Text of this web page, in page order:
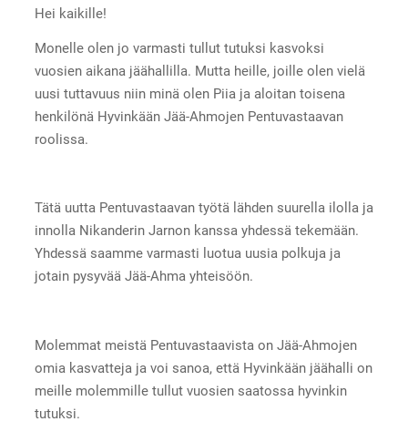
Hei kaikille!
Monelle olen jo varmasti tullut tutuksi kasvoksi
vuosien aikana jäähallilla. Mutta heille, joille olen vielä
uusi tuttavuus niin minä olen Piia ja aloitan toisena
henkilönä Hyvinkään Jää-Ahmojen Pentuvastaavan
roolissa.
Tätä uutta Pentuvastaavan työtä lähden suurella ilolla ja
innolla Nikanderin Jarnon kanssa yhdessä tekemään.
Yhdessä saamme varmasti luotua uusia polkuja ja
jotain pysyvää Jää-Ahma yhteisöön.
Molemmat meistä Pentuvastaavista on Jää-Ahmojen
omia kasvatteja ja voi sanoa, että Hyvinkään jäähalli on
meille molemmille tullut vuosien saatossa hyvinkin
tutuksi.